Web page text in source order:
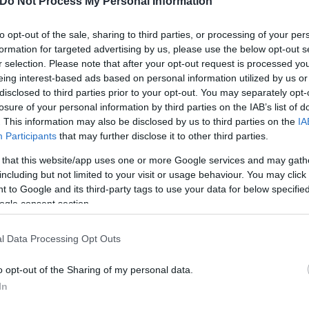
opt-out of the sale, sharing to third parties, or processing of your
for targeted advertising by us, please use the below opt-out
selection. Please note that after your opt-out request is processed
interest-based ads based on personal information utilized by us
to third parties prior to your opt-out. You may separately
of your personal information by third parties on the IAB’s list of
This information may also be disclosed by us to third parties on the
Participants that may further disclose it to other third parties.
that this website/app uses one or more Google services and may
but not limited to your visit or usage behaviour. You may
to Google and its third-party tags to use your data for below
consent section.
Data Processing Opt Outs
opt-out of the Sharing of my personal data.
ένα κοινό
των δικτύων,
γεωπολιτικές
Φώτης
Νάκος